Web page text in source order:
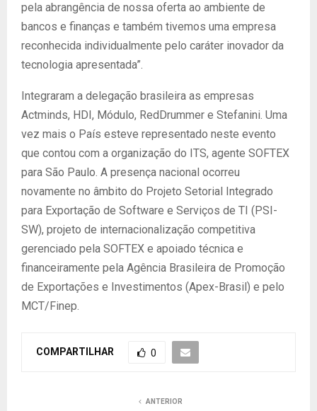
pela abrangência de nossa oferta ao ambiente de
bancos e finanças e também tivemos uma empresa
reconhecida individualmente pelo caráter inovador da
tecnologia apresentada”.
Integraram a delegação brasileira as empresas
Actminds, HDI, Módulo, RedDrummer e Stefanini. Uma
vez mais o País esteve representado neste evento
que contou com a organização do ITS, agente SOFTEX
para São Paulo. A presença nacional ocorreu
novamente no âmbito do Projeto Setorial Integrado
para Exportação de Software e Serviços de TI (PSI-
SW), projeto de internacionalização competitiva
gerenciado pela SOFTEX e apoiado técnica e
financeiramente pela Agência Brasileira de Promoção
de Exportações e Investimentos (Apex-Brasil) e pelo
MCT/Finep.
COMPARTILHAR 0
ANTERIOR